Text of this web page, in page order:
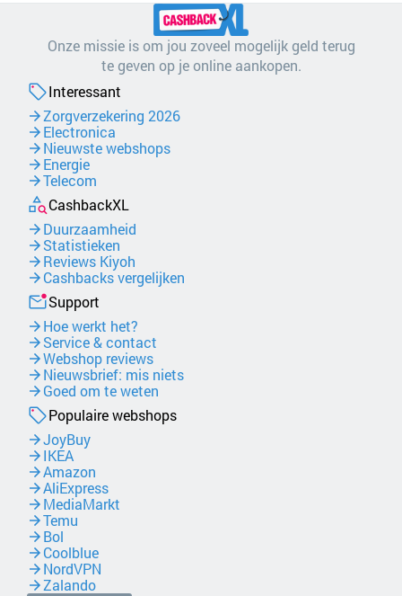
Onze missie is om jou zoveel mogelijk geld terug
te geven op je online aankopen.
Interessant
Zorgverzekering 2026
Electronica
Nieuwste webshops
Energie
Telecom
CashbackXL
Duurzaamheid
Statistieken
Reviews Kiyoh
Cashbacks vergelijken
Support
Hoe werkt het?
Service & contact
Webshop reviews
Nieuwsbrief: mis niets
Goed om te weten
Populaire webshops
JoyBuy
IKEA
Amazon
AliExpress
MediaMarkt
Temu
Bol
Coolblue
NordVPN
Zalando